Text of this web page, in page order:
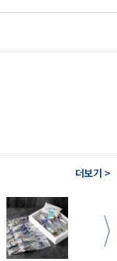
더보기 >